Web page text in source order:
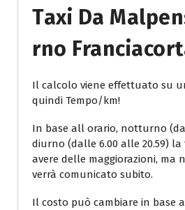
Taxi Da
Rno
Il calcolo viene effettuato su
quindi Tempo/km!
In base all orario, notturno
diurno (dalle 6.00 alle 20.59)
avere delle maggiorazioni, ma
verrà comunicato subito.
Il costo può cambiare in base